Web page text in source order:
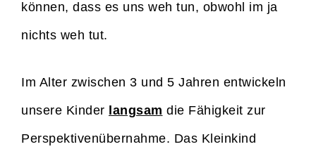
können, dass es uns weh tun, obwohl im ja
nichts weh tut.
Im Alter zwischen 3 und 5 Jahren entwickeln
unsere Kinder langsam die Fähigkeit zur
Perspektivenübernahme. Das Kleinkind